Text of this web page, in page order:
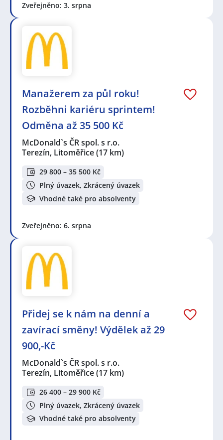
Zveřejněno: 3. srpna
Manažerem za půl roku!
Rozběhni kariéru sprintem!
Odměna až 35 500 Kč
McDonald`s ČR spol. s r.o.
Terezín, Litoměřice(17 km)
29 800 – 35 500 Kč
Plný úvazek, Zkrácený úvazek
Vhodné také pro absolventy
Zveřejněno: 6. srpna
Přidej se k nám na denní a
zavírací směny! Výdělek až 29
900,-Kč
McDonald`s ČR spol. s r.o.
Terezín, Litoměřice(17 km)
26 400 – 29 900 Kč
Plný úvazek, Zkrácený úvazek
Vhodné také pro absolventy